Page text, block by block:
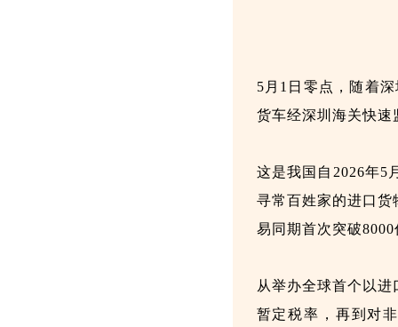
5月1日零点，随着
货车经深圳海关快
这是我国自2026年5
寻常百姓家的进口
易同期首次突破8000
从举办全球首个以
暂定税率，再到对